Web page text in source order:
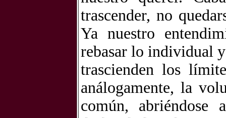
trascender, no
Ya nuestro
rebasar lo individual
trascienden los
análogamente, la
común,